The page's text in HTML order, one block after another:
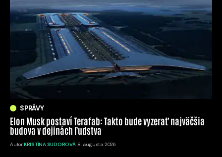
SPRÁVY
Elon Musk postaví Terafab: Takto bude vyzerať najväčšia
budova v dejinách ľudstva
Autor:KRISTÍNA SUDOROVÁ 8. augusta 2026